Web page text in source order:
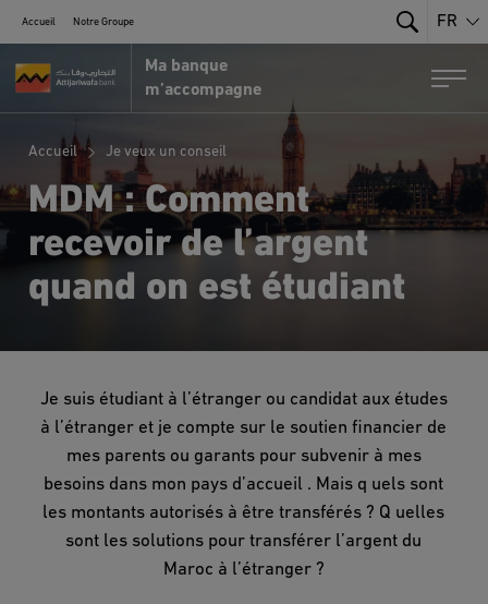
Accueil Notre Groupe
Search
FR
Portail MRE par Attijariwafa Bank
Ma banque
m’accompagne
Accueil Je veux un conseil
MDM : Comment
recevoir de l’argent
quand on est étudiant
Je suis étudiant à l’étranger ou candidat aux études
à l’étranger et je compte sur le soutien financier de
mes parents ou garants pour subvenir à mes
besoins dans mon pays d’accueil . Mais q uels sont
les montants autorisés à être transférés ? Q uelles
sont les solutions pour transférer l’argent du
Maroc à l’étranger ?